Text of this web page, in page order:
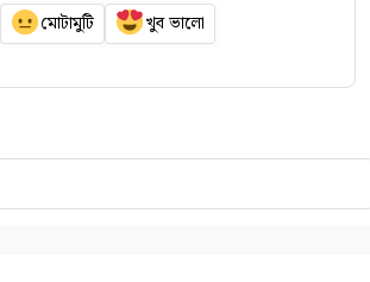
মোটামুটি খুব ভালো